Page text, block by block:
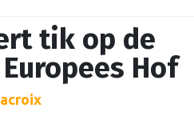
tik op de
Hof